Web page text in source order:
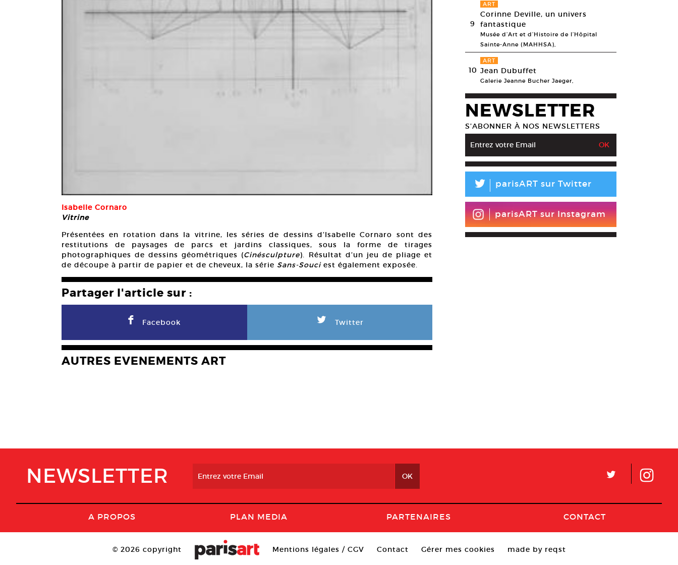
Isabelle Cornaro
Vitrine
Présentées en rotation dans la vitrine, les séries de dessins d’Isabelle Cornaro sont des
restitutions de paysages de parcs et jardins classiques, sous la forme de tirages
photographiques de dessins géométriques (Cinésculpture). Résultat d’un jeu de pliage et
de découpe à partir de papier et de cheveux, la série Sans-Souci est également exposée.
Partager l'article sur :
F Facebook L Twitter
AUTRES EVENEMENTS ART
9
ART
Corinne Deville, un univers
fantastique
Musée d’Art et d’Histoire de l’Hôpital
Sainte-Anne (MAHHSA),
10
ART
Jean Dubuffet
Galerie Jeanne Bucher Jaeger,
NEWSLETTER
S’ABONNER À NOS NEWSLETTERS
L parisART sur Twitter
parisART sur Instagram
NEWSLETTER L
A PROPOS PLAN MEDIA PARTENAIRES CONTACT
© 2026 copyright Mentions légales / CGV Contact Gérer mes cookies made by reqst